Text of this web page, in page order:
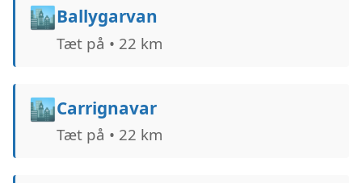
🏙️Ballygarvan
Tæt på • 22 km
🏙️Carrignavar
Tæt på • 22 km